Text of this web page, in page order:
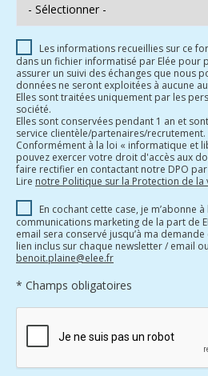
Les informations recueillies sur ce
dans un fichier informatisé par Elée pour
assurer un suivi des échanges que nous
données ne seront exploitées à aucune
Elles sont traitées uniquement par les
société.
Elles sont conservées pendant 1 an et
service clientèle/partenaires/recrutement.
Conformément à la loi « informatique et
pouvez exercer votre droit d'accès aux
faire rectifier en contactant notre DPO
Lire notre Politique sur la Protection de la
En cochant cette case, je m’abonne
communications marketing de la part de
email sera conservé jusqu’à ma
lien inclus sur chaque newsletter / email
benoit.plaine@elee.fr
* Champs obligatoires